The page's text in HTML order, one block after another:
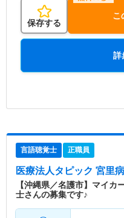
保存する
こ
詳
言語聴覚士 正職員
医療法人タピック 宮里
【沖縄県／名護市】マイ
士さんの募集です♪